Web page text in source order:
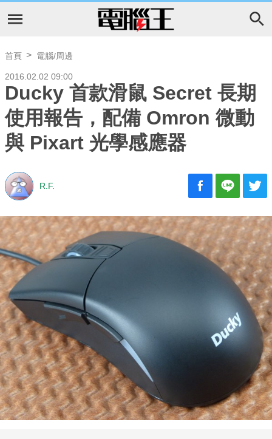
首頁 電腦/周邊
2016.02.02 09:00
Ducky 首款滑鼠 Secret 長期
使用報告，配備 Omron 微動
與 Pixart 光學感應器
R.F.